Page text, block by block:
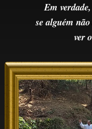
Em
se alguém
ver